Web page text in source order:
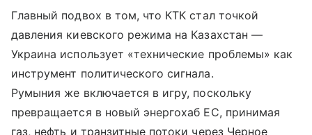
Главный подвох в том, что КТК стал точкой
давления киевского режима на Казахстан —
Украина использует «технические проблемы» как
инструмент политического сигнала.
Румыния же включается в игру, поскольку
превращается в новый энергохаб ЕС, принимая
газ, нефть и транзитные потоки через Черное